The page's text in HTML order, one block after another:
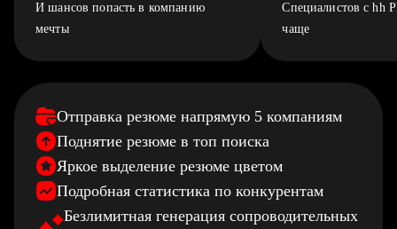
И шансов попасть в компанию
мечты
Специалистов с hh
чаще
Отправка резюме напрямую 5 компаниям
Поднятие резюме в топ поиска
Яркое выделение резюме цветом
Подробная статистика по конкурентам
Безлимитная генерация сопроводительных